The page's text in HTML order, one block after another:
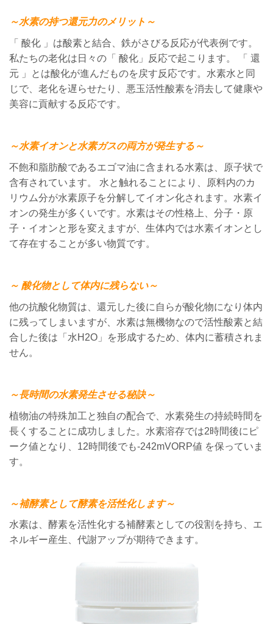
～水素の持つ還元力のメリット～
「 酸化 」は酸素と結合、鉄がさびる反応が代表例です。
私たちの老化は日々の「 酸化」反応で起こります。 「 還
元 」とは酸化が進んだものを戻す反応です。水素水と同
じで、老化を遅らせたり、悪玉活性酸素を消去して健康や
美容に貢献する反応です。
～水素イオンと水素ガスの両方が発生する～
不飽和脂肪酸であるエゴマ油に含まれる水素は、原子状で
含有されています。 水と触れることにより、原料内のカ
リウム分が水素原子を分解してイオン化されます。水素イ
オンの発生が多くいです。水素はその性格上、分子・原
子・イオンと形を変えますが、生体内では水素イオンとし
て存在することが多い物質です。
～ 酸化物として体内に残らない～
他の抗酸化物質は、還元した後に自らが酸化物になり体内
に残ってしまいますが、水素は無機物なので活性酸素と結
合した後は「水H2O」を形成するため、体内に蓄積されま
せん。
～長時間の水素発生させる秘訣～
植物油の特殊加工と独自の配合で、水素発生の持続時間を
長くすることに成功しました。水素溶存では2時間後にピ
ーク値となり、 12時間後でも-242mVORP値 を保っていま
す。
～補酵素として酵素を活性化します～
水素は、酵素を活性化する補酵素としての役割を持ち、エ
ネルギー産生、代謝アップが期待できます。